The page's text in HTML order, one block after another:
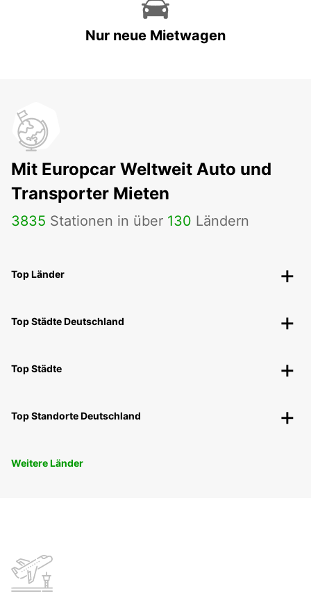
Nur neue Mietwagen
Mit Europcar Weltweit Auto und
Transporter Mieten
3835 Stationen in über 130 Ländern
Top Länder
Top Städte Deutschland
Top Städte
Top Standorte Deutschland
Weitere Länder